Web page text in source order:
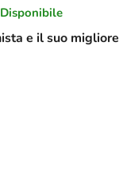
e il suo migliore
Disponibile